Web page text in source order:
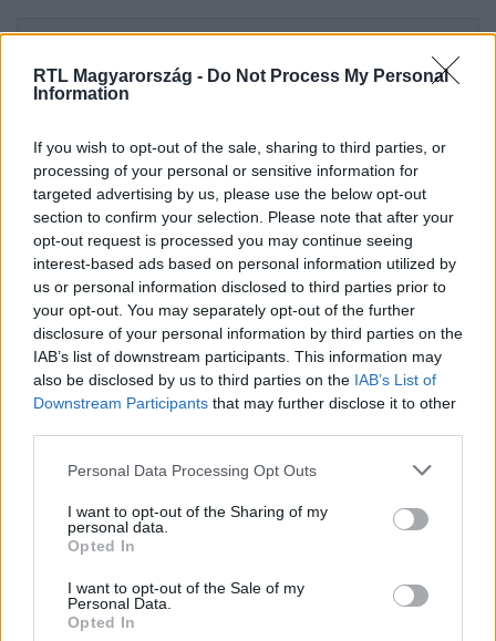
RTL Magyarország - Do Not Process My Personal
Information
If you wish to opt-out of the sale, sharing to third parties, or
processing of your personal or sensitive information for
targeted advertising by us, please use the below opt-out
section to confirm your selection. Please note that after your
opt-out request is processed you may continue seeing
interest-based ads based on personal information utilized by
us or personal information disclosed to third parties prior to
your opt-out. You may separately opt-out of the further
disclosure of your personal information by third parties on the
IAB’s list of downstream participants. This information may
also be disclosed by us to third parties on the IAB’s List of
Downstream Participants that may further disclose it to other
Please note that this website/app uses one or more Google
not limited to your visit or usage behaviour. You may click to
grant or deny consent to Google and its third-party tags to
use your data for below specified purposes in below Google
consent section.
Personal Data Processing Opt Outs
I want to opt-out of the Sharing of my
personal data.
Opted In
I want to opt-out of the Sale of my
Personal Data.
Opted In
legyen a Google-találatokban!
Kövess minket, és értesülj a friss
hírekről a Facebookon is!
Követem
HÍRADÓ #VIDEÓ #ADÁSRÉSZLETEK
VÁNTSA BOTOND